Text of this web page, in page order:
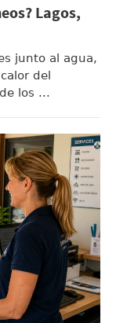
Lagos,
junto al agua,
del
los ...